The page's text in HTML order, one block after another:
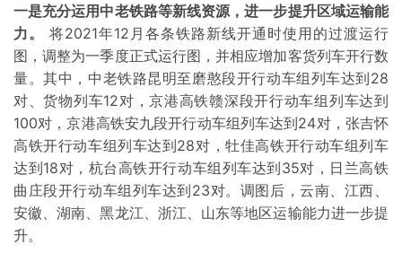
一是充分运用中老铁路等新线资源，进一步提升区域运输能
力。
将2021年12月各条铁路新线开通时使用的过渡运行
图，调整为一季度正式运行图，并相应增加客货列车开行数
量。其中，中老铁路昆明至磨憨段开行动车组列车达到28
对、货物列车12对，京港高铁赣深段开行动车组列车达到
100对，京港高铁安九段开行动车组列车达到24对，张吉怀
高铁开行动车组列车达到28对，牡佳高铁开行动车组列车
达到18对，杭台高铁开行动车组列车达到35对，日兰高铁
曲庄段开行动车组列车达到23对。调图后，云南、江西、
安徽、湖南、黑龙江、浙江、山东等地区运输能力进一步提
升。